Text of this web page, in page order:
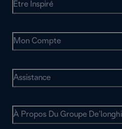
Être Inspiré
Mon Compte
Assistance
À Propos Du Groupe De’longhi